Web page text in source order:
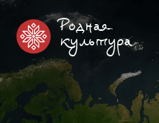
Родная
культура